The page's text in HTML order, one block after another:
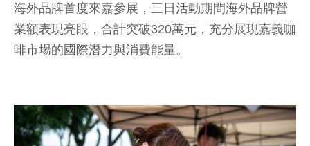
海外品牌首度來嘉參展，三日活動期間海外品牌營
業額表現亮眼，合計突破320萬元，充分展現嘉義咖
啡市場的國際潛力與消費能量。